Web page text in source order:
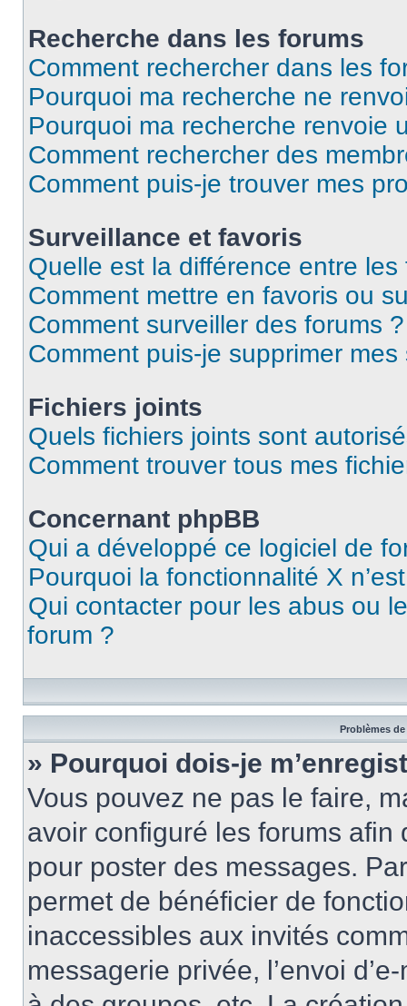
Recherche dans les forums
Comment rechercher dans les
Pourquoi ma recherche ne
Pourquoi ma recherche renvoie
Comment rechercher des
Comment puis-je trouver mes
Surveillance et favoris
Quelle est la différence entre
Comment mettre en favoris ou
Comment surveiller des forums ?
Comment puis-je supprimer
Fichiers joints
Quels fichiers joints sont
Comment trouver tous mes
Concernant phpBB
Qui a développé ce logiciel de
Pourquoi la fonctionnalité X
Qui contacter pour les abus ou
forum ?
Problèmes
» Pourquoi dois-je
Vous pouvez ne pas le faire,
avoir configuré les forums afin
pour poster des messages.
permet de bénéficier de
inaccessibles aux invités
messagerie privée, l’envoi